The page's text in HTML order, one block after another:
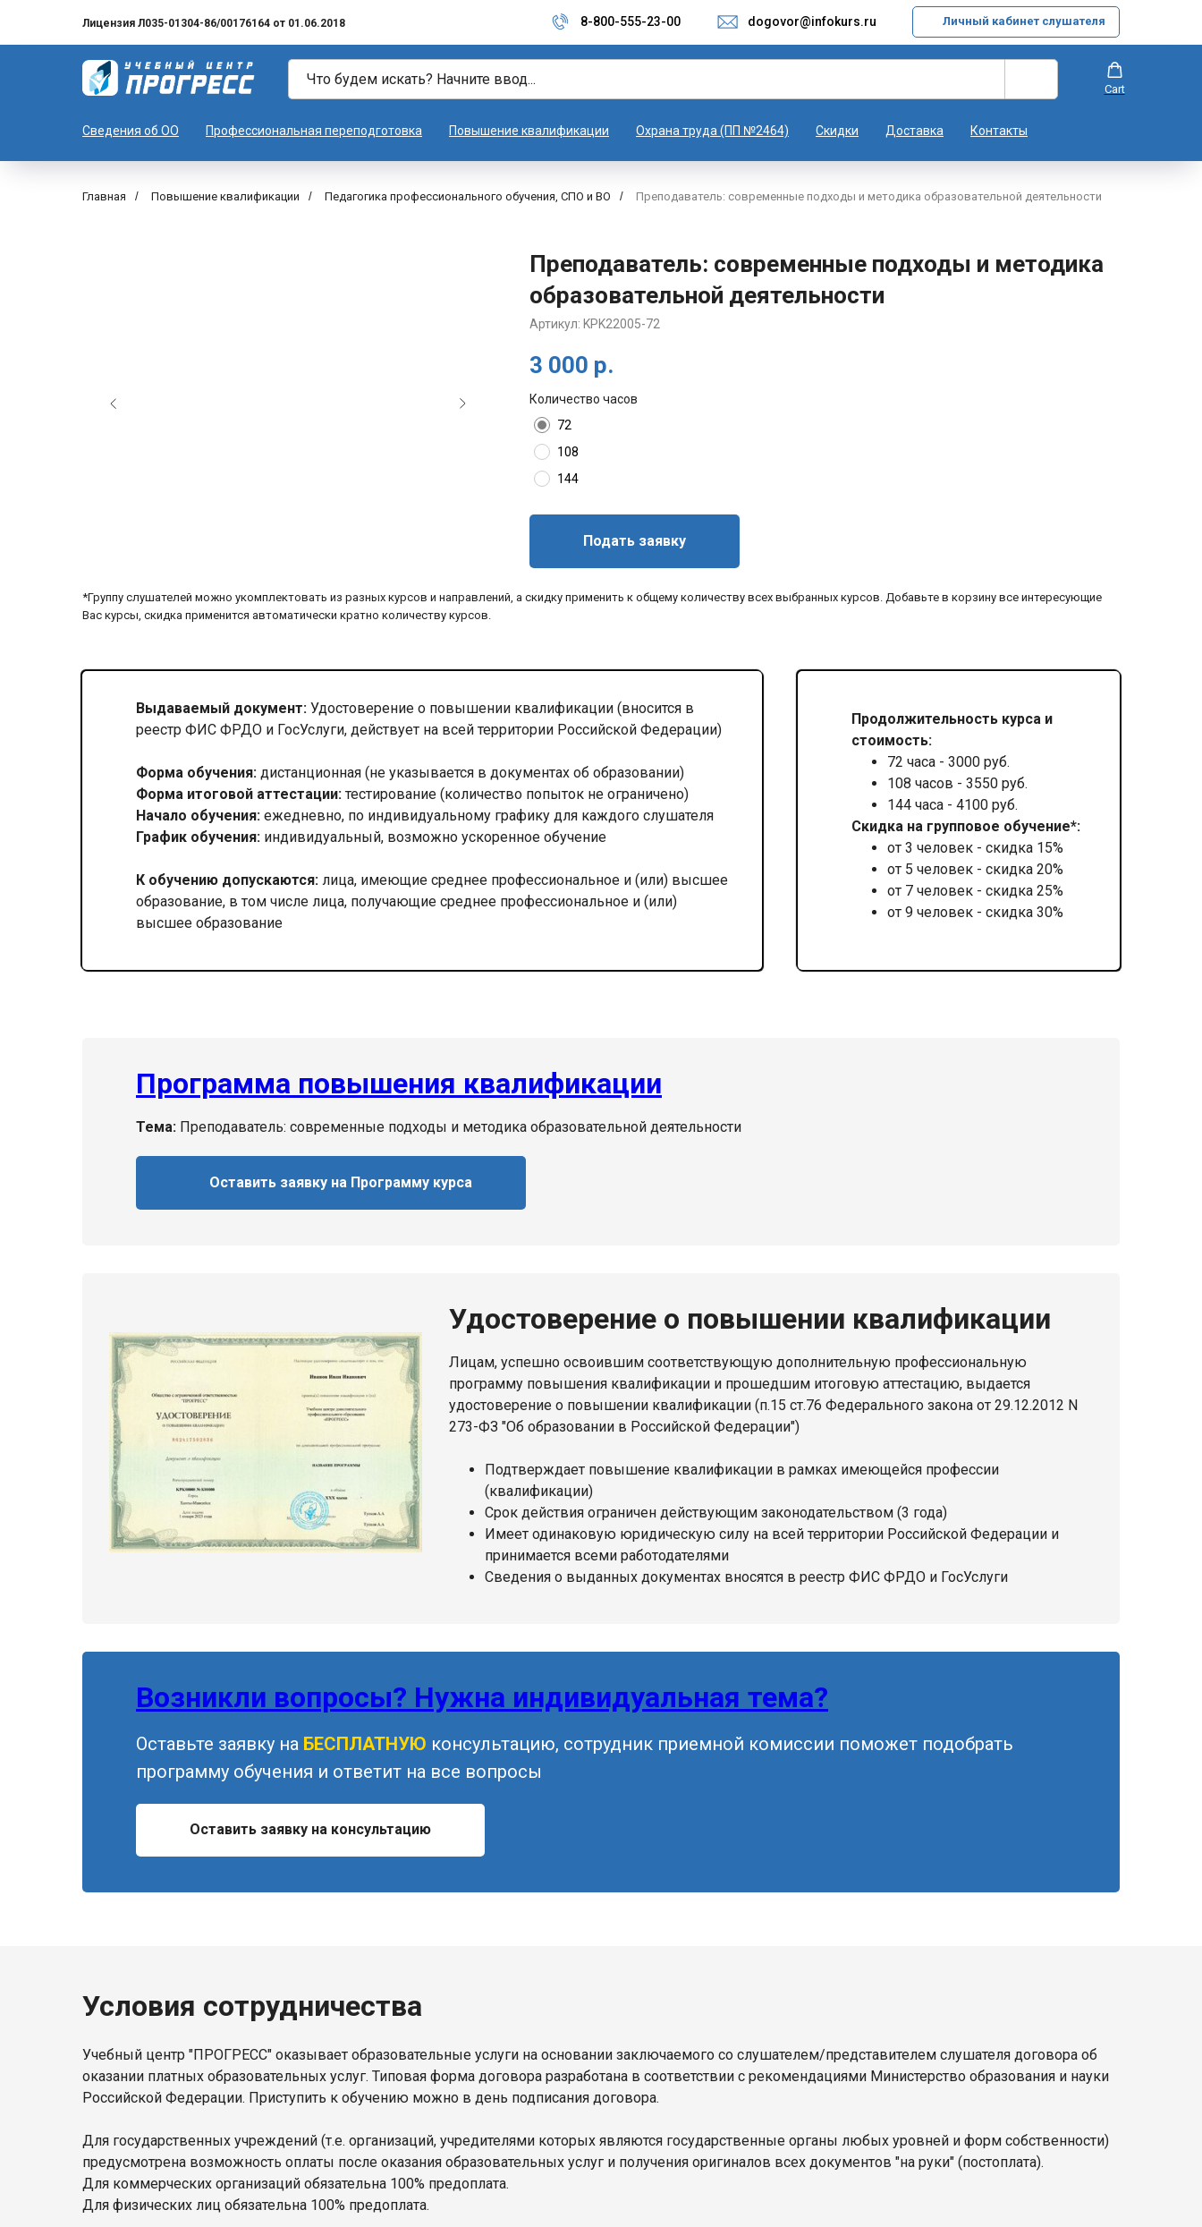
Лицензия Л035-01304-86/00176164 от 01.06.2018 8-800-555-23-00 dogovor@infokurs.ru Личный кабинет слушателя
Cart
Сведения об ОО Профессиональная переподготовка Повышение квалификации Охрана труда (ПП №2464) Скидки Доставка Контакты
Главная / Повышение квалификации / Педагогика профессионального обучения, СПО и ВО / Преподаватель: современные подходы и методика образовательной деятельности
Преподаватель: современные подходы и методика
образовательной деятельности
Артикул: KPK22005-72
3 000 р.
Количество часов
72
108
144
Подать заявку
*Группу слушателей можно укомплектовать из разных курсов и направлений, а скидку применить к общему количеству всех выбранных курсов. Добавьте в корзину все интересующие
Вас курсы, скидка применится автоматически кратно количеству курсов.
Выдаваемый документ: Удостоверение о повышении квалификации (вносится в
реестр ФИС ФРДО и ГосУслуги, действует на всей территории Российской Федерации)
Форма обучения: дистанционная (не указывается в документах об образовании)
Форма итоговой аттестации: тестирование (количество попыток не ограничено)
Начало обучения: ежедневно, по индивидуальному графику для каждого слушателя
График обучения: индивидуальный, возможно ускоренное обучение
К обучению допускаются: лица, имеющие среднее профессиональное и (или) высшее
образование, в том числе лица, получающие среднее профессиональное и (или)
высшее образование
Продолжительность курса и
стоимость:
72 часа - 3000 руб.
108 часов - 3550 руб.
144 часа - 4100 руб.
Скидка на групповое обучение*:
от 3 человек - скидка 15%
от 5 человек - скидка 20%
от 7 человек - скидка 25%
от 9 человек - скидка 30%
Программа повышения квалификации
Тема: Преподаватель: современные подходы и методика образовательной деятельности
Оставить заявку на Программу курса
Удостоверение о повышении квалификации
Лицам, успешно освоившим соответствующую дополнительную профессиональную
программу повышения квалификации и прошедшим итоговую аттестацию, выдается
удостоверение о повышении квалификации (п.15 ст.76 Федерального закона от 29.12.2012 N
273-ФЗ "Об образовании в Российской Федерации")
Подтверждает повышение квалификации в рамках имеющейся профессии
(квалификации)
Срок действия ограничен действующим законодательством (3 года)
Имеет одинаковую юридическую силу на всей территории Российской Федерации и
принимается всеми работодателями
Сведения о выданных документах вносятся в реестр ФИС ФРДО и ГосУслуги
Возникли вопросы? Нужна индивидуальная тема?
Оставьте заявку на БЕСПЛАТНУЮ консультацию, сотрудник приемной комиссии поможет подобрать
программу обучения и ответит на все вопросы
Оставить заявку на консультацию
Условия сотрудничества
Учебный центр "ПРОГРЕСС" оказывает образовательные услуги на основании заключаемого со слушателем/представителем слушателя договора об
оказании платных образовательных услуг. Типовая форма договора разработана в соответствии с рекомендациями Министерство образования и науки
Российской Федерации. Приступить к обучению можно в день подписания договора.
Для государственных учреждений (т.е. организаций, учредителями которых являются государственные органы любых уровней и форм собственности)
предусмотрена возможность оплаты после оказания образовательных услуг и получения оригиналов всех документов "на руки" (постоплата).
Для коммерческих организаций обязательна 100% предоплата.
Для физических лиц обязательна 100% предоплата.